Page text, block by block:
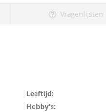
Vragenlijsten
Leeftijd:
Hobby's: